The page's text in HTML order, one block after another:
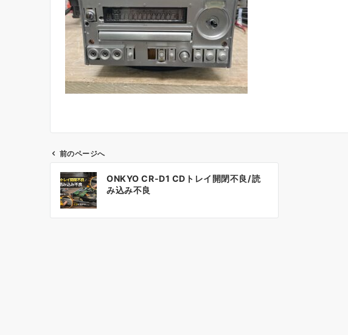
前のページへ
ONKYO CR-D1 CDトレイ開閉不良/読
み込み不良